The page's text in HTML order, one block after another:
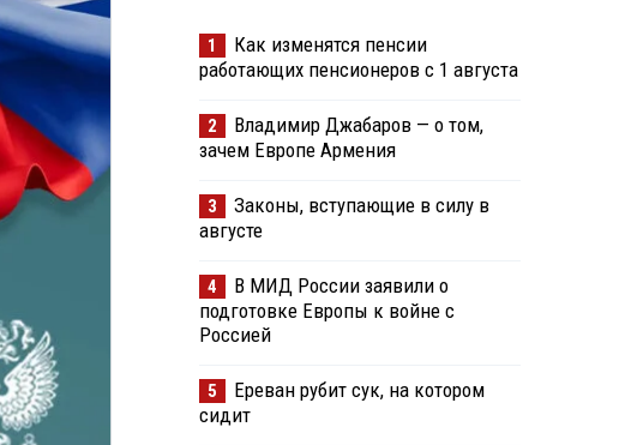
1
Как изменятся пенсии
работающих пенсионеров с 1 августа
2
Владимир Джабаров — о том,
зачем Европе Армения
3
Законы, вступающие в силу в
августе
4
В МИД России заявили о
подготовке Европы к войне с
Россией
5
Ереван рубит сук, на котором
сидит